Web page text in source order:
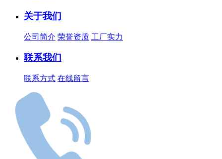
关于我们
公司简介 荣誉资质 工厂实力
联系我们
联系方式 在线留言